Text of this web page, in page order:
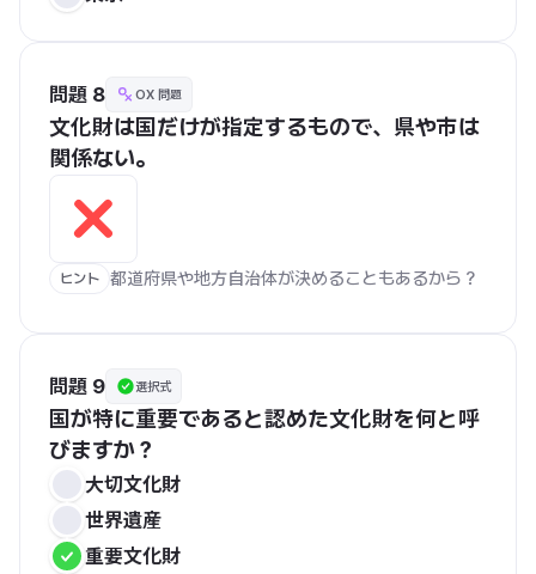
問題 8 OX 問題
文化財は国だけが指定するもので、県や市は
関係ない。
ヒント 都道府県や地方自治体が決めることもあるから？
問題 9 選択式
国が特に重要であると認めた文化財を何と呼
びますか？
大切文化財
世界遺産
重要文化財